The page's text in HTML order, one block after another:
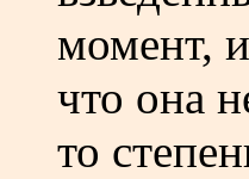
момент,
что она
то